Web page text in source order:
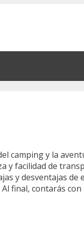
camping y la
y facilidad de
y desventajas de
final, contarás